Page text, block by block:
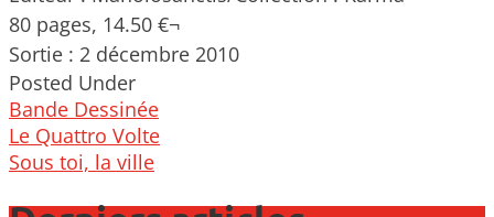
80 pages, 14.50 €¬
Sortie : 2 décembre 2010
Posted Under
Bande Dessinée
Post
navigation
Le Quattro Volte
Sous toi, la ville